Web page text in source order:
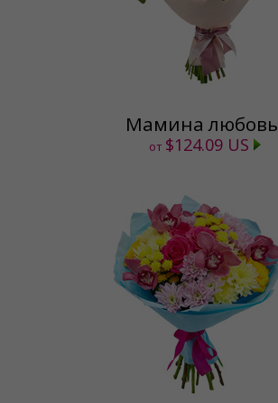
Мамина любовь
от $124.09 US